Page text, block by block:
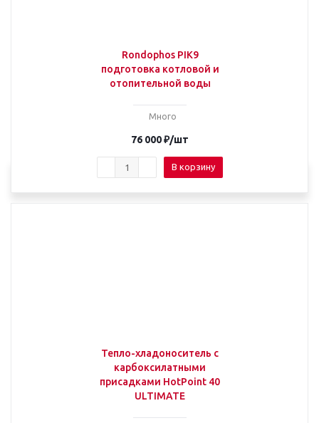
Rondophos PIK9
подготовка котловой и
отопительной воды
Много
76 000₽/шт
В корзину
Тепло-хладоноситель с
карбоксилатными
присадками HotPoint 40
ULTIMATE